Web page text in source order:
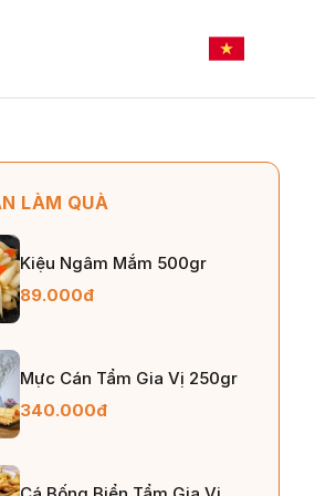
LÀM QUÀ
Kiệu Ngâm Mắm 500gr
89.000đ
Mực Cán Tẩm Gia Vị 250gr
340.000đ